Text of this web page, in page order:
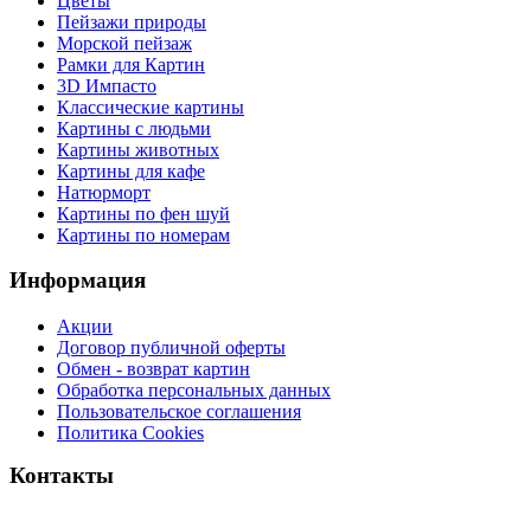
Пейзажи природы
Морской пейзаж
Рамки для Картин
3D Импасто
Классические картины
Картины с людьми
Картины животных
Картины для кафе
Натюрморт
Картины по фен шуй
Картины по номерам
Информация
Акции
Договор публичной оферты
Обмен - возврат картин
Обработка персональных данных
Пользовательское соглашения
Политика Cookies
Контакты